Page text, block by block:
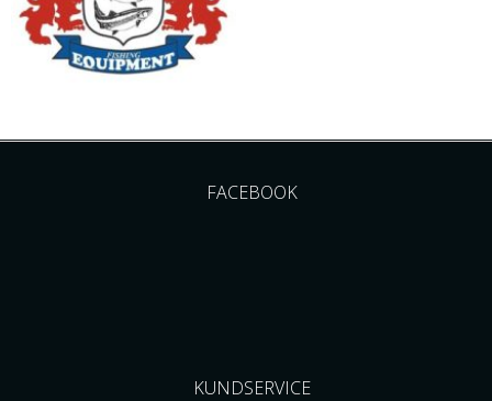
FACEBOOK
KUNDSERVICE